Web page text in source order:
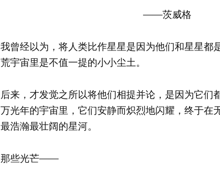
——茨威格
我曾经以为，将人类比作星星是因为他们和星星都
荒宇宙里是不值一提的小小尘土。
后来，才发觉之所以将他们相提并论，是因为它们
万光年的宇宙里，它们安静而炽烈地闪耀，终于在
最浩瀚最壮阔的星河。
那些光芒——